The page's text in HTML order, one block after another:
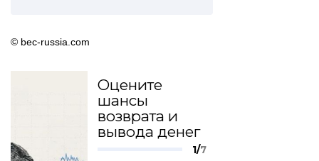
© bec-russia.com
Оцените
шансы
возврата и
вывода денег
1/7